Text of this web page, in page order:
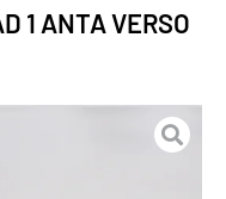
1 ANTA VERSO